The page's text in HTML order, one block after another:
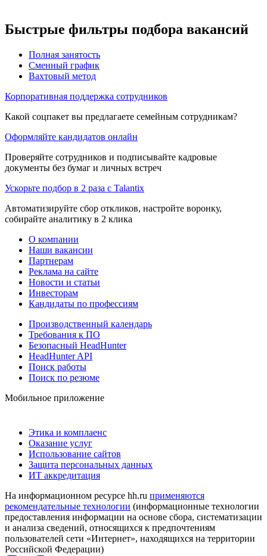
Быстрые фильтры подбора вакансий
Полная занятость
Сменный график
Вахтовый метод
Корпоративная поддержка сотрудников
Какой соцпакет вы предлагаете семейным сотрудникам?
Оформляйте кандидатов онлайн
Проверяйте сотрудников и подписывайте кадровые
документы без бумаг и личных встреч
Ускорьте подбор в 2 раза с Talantix
Автоматизируйте сбор откликов, настройте воронку,
собирайте аналитику в 2 клика
О компании
Наши вакансии
Партнерам
Реклама на сайте
Новости и статьи
Инвесторам
Кандидаты по профессиям
Производственный календарь
Требования к ПО
Безопасный HeadHunter
HeadHunter API
Поиск работы
Поиск по резюме
Мобильное приложение
Этика и комплаенс
Оказание услуг
Использование сайтов
Защита персональных данных
ИТ аккредитация
На информационном ресурсе hh.ru применяются
рекомендательные технологии (информационные технологии
предоставления информации на основе сбора, систематизации
и анализа сведений, относящихся к предпочтениям
пользователей сети «Интернет», находящихся на территории
Российской Федерации)